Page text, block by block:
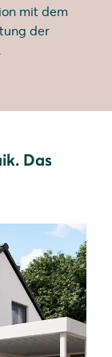
mit dem
der
Das